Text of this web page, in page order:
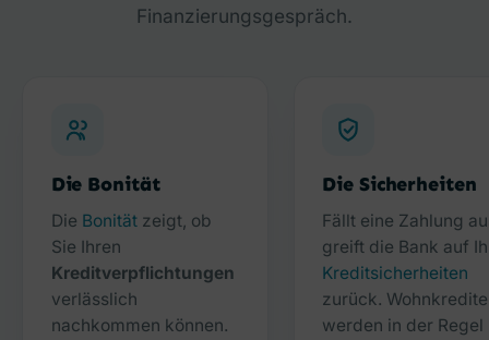
Finanzierungsgespräch.
Die Bonität
Die Bonitätzeigt, ob
Sie Ihren
Kreditverpflichtungen
verlässlich
nachkommen können.
Die Sicherheiten
Fällt eine Zahlung
greift die Bank auf
Kreditsicherheiten
zurück. Wohnkredite
werden in der Regel